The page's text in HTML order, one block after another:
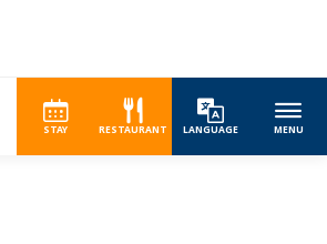
STAY RESTAURANT LANGUAGE MENU